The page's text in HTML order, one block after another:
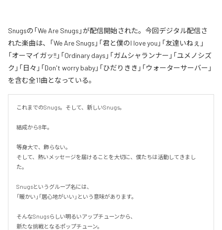
Snugsの「We Are Snugs」が配信開始された。今回デジタル配信さ
れた楽曲は、「We Are Snugs」「君と僕のI love you」「友達いねぇ」
「オーマイガッ!!」「Ordinary days」「ガムシャランナー」「ユメノシズ
ク」「日々」「Don't worry baby」「ひだりきき」「ウォーターサーバー」
を含む全11曲となっている。
これまでのSnugs。そして、新しいSnugs。
結成から8年。
等身大で、飾らない。
そして、熱いメッセージを届けることを大切に、僕たちは活動してきまし
た。
Snugsというグループ名には、
「暖かい」「居心地がいい」という意味があります。
そんなSnugsらしい明るいアップチューンから、
新たな挑戦となるポップチューン。